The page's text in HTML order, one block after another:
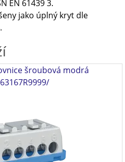
EN 61439 3.
jako úplný kryt dle
šroubová modrá